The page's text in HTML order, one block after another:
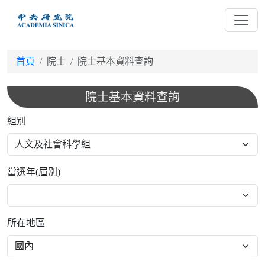
首頁 院士 院士基本資料查詢
院士基本資料查詢
組別
當選年(屆別)
所在地區